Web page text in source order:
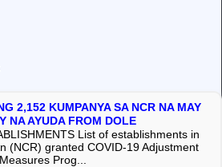
2,152 KUMPANYA SA NCR NA MAY
NA AYUDA FROM DOLE
List of establishments in
(NCR) granted COVID-19 Adjustment
Measures Prog...